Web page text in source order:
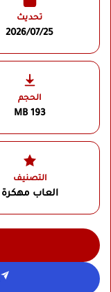
تحديث
2026/07/25
الحجم
193 MB
التصنيف
العاب مهكرة